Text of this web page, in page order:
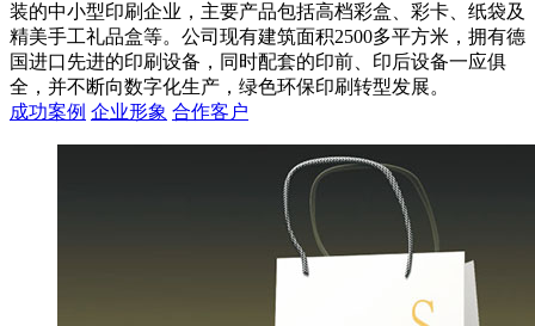
装的中小型印刷企业，主要产品包括高档彩盒、彩卡、纸袋及
精美手工礼品盒等。公司现有建筑面积2500多平方米，拥有德
国进口先进的印刷设备，同时配套的印前、印后设备一应俱
全，并不断向数字化生产，绿色环保印刷转型发展。
成功案例 企业形象 合作客户